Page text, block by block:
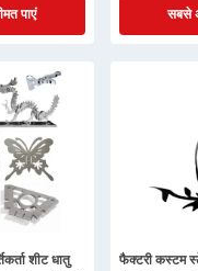
पाएं सबसे
शीट धातु
फैक्टरी कस्टम